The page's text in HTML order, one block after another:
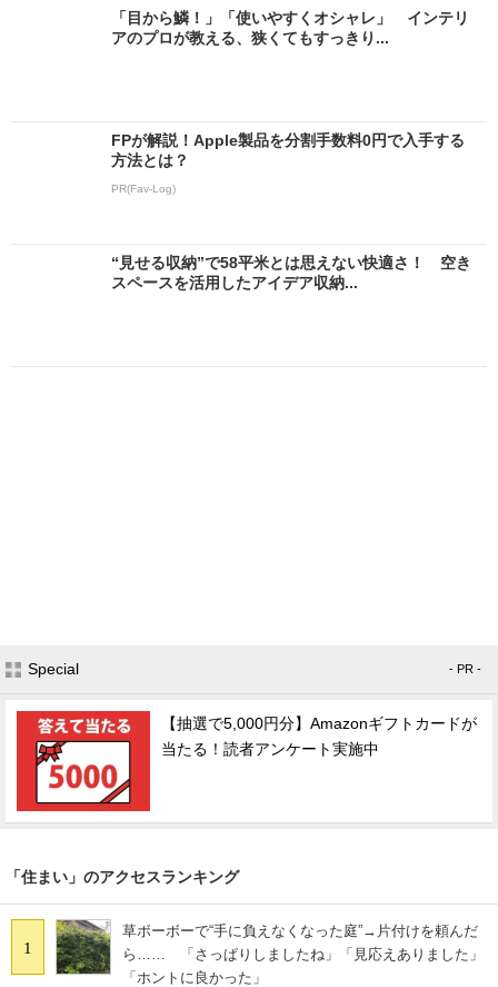
「目から鱗！」「使いやすくオシャレ」 インテリ
アのプロが教える、狭くてもすっきり...
FPが解説！Apple製品を分割手数料0円で入手する
方法とは？
PR(Fav-Log)
“見せる収納”で58平米とは思えない快適さ！ 空き
スペースを活用したアイデア収納...
Special - PR -
【抽選で5,000円分】Amazonギフトカードが
当たる！読者アンケート実施中
「住まい」のアクセスランキング
1
草ボーボーで“手に負えなくなった庭”→片付けを頼んだ
ら…… 「さっぱりしましたね」「見応えありました」
「ホントに良かった」